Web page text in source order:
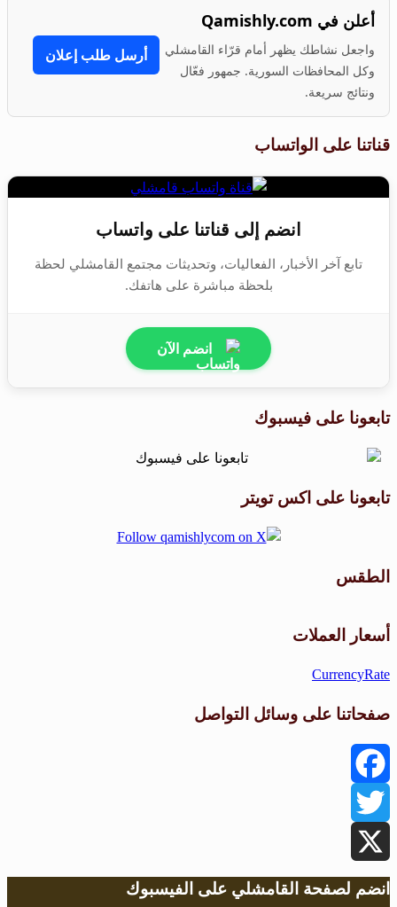
أعلن في Qamishly.com
واجعل نشاطك يظهر أمام قرّاء القامشلي
وكل المحافظات السورية. جمهور فعّال
ونتائج سريعة.
أرسل طلب إعلان
قناتنا على الواتساب
انضم إلى قناتنا على واتساب
تابع آخر الأخبار، الفعاليات، وتحديثات مجتمع القامشلي لحظة
بلحظة مباشرة على هاتفك.
انضم الآن
تابعونا على فيسبوك
تابعونا على اكس تويتر
الطقس
أسعار العملات
CurrencyRate
صفحاتنا على وسائل التواصل
Facebook
Twitter
X
انضم لصفحة القامشلي على الفيسبوك